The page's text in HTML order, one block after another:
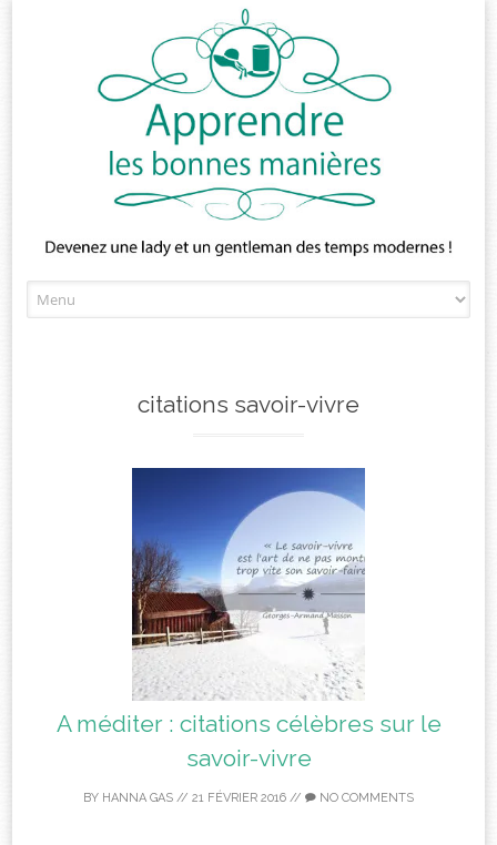
to
citations savoir-vivre
A méditer : citations célèbres sur le
savoir-vivre
BY HANNA GAS // 21 FÉVRIER 2016 // NO COMMENTS